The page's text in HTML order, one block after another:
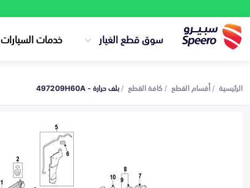
سوق قطع الغيار خدمات السيارات
الرئيسية أقسام القطع كافة القطع بلف حرارة - 497209H60A